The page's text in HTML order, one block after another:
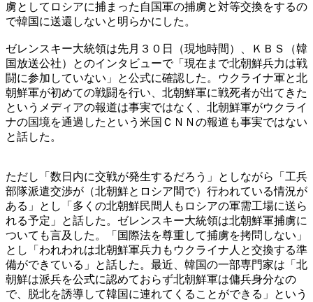
虜としてロシアに捕まった自国軍の捕虜と対等交換をするの
で韓国に送還しないと明らかにした。
ゼレンスキー大統領は先月３０日（現地時間）、ＫＢＳ（韓
国放送公社）とのインタビューで「現在まで北朝鮮兵力は戦
闘に参加していない」と公式に確認した。ウクライナ軍と北
朝鮮軍が初めての戦闘を行い、北朝鮮軍に戦死者が出てきた
というメディアの報道は事実ではなく、北朝鮮軍がウクライ
ナの国境を通過したという米国ＣＮＮの報道も事実ではない
と話した。
ただし「数日内に交戦が発生するだろう」としながら「工兵
部隊派遣交渉が（北朝鮮とロシア間で）行われている情況が
ある」とし「多くの北朝鮮民間人もロシアの軍需工場に送ら
れる予定」と話した。ゼレンスキー大統領は北朝鮮軍捕虜に
ついても言及した。「国際法を尊重して捕虜を拷問しない」
とし「われわれは北朝鮮軍兵力もウクライナ人と交換する準
備ができている」と話した。最近、韓国の一部専門家は「北
朝鮮は派兵を公式に認めておらず北朝鮮軍は傭兵身分なの
で、脱北を誘導して韓国に連れてくることができる」という